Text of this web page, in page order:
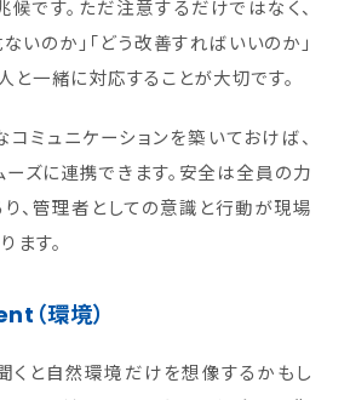
です。ただ注意するだけではなく、
ないのか」「どう改善すればいいのか」
と一緒に対応することが大切です。
ミュニケーションを築いておけば、
ズに連携できます。安全は全員の力
、管理者としての意識と行動が現場
ます。
環境）
くと自然環境だけを想像するかもし